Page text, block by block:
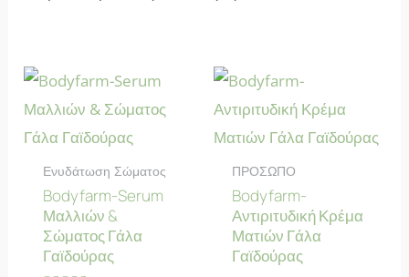
Ενυδάτωση Σώματος
Bodyfarm-Serum
Μαλλιών &
Σώματος Γάλα
Γαϊδούρας
ΠΡΟΣΩΠΟ
Bodyfarm-
Αντιριτυδική Κρέμα
Ματιών Γάλα
Γαϊδούρας